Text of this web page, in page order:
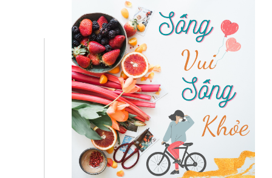
với những khó khăn, thách thức
như thế nào, mặt khác thì các em
có những lợi thế và cơ hội ra sao?
Tất cả sẽ có trong chương trình
mới mang tên “Alo! Thế hệ 2 xin
chào”, phát sóng vào mỗi thứ 2
hàng tuần, với mong muốn tạo ra
một góc nhỏ ấm áp, để chia sẻ tới
mọi người những tâm tư tình cảm,
những câu chuyện và cả những
vấn đề xoay quanh một thế hệ
đang âm th...